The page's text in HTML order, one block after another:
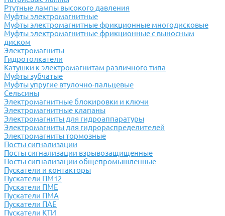
Ртутные лампы высокого давления
Муфты электромагнитные
Муфты электромагнитные фрикционные многодисковые
Муфты электромагнитные фрикционные с выносным
диском
Электромагниты
Гидротолкатели
Катушки к электромагнитам различного типа
Муфты зубчатые
Муфты упругие втулочно-пальцевые
Сельсины
Электромагнитные блокировки и ключи
Электромагнитные клапаны
Электромагниты для гидроаппаратуры
Электромагниты для гидрораспределителей
Электромагниты тормозные
Посты сигнализации
Посты сигнализации взрывозащищенные
Посты сигнализации общепромышленные
Пускатели и контакторы
Пускатели ПМ12
Пускатели ПМЕ
Пускатели ПМА
Пускатели ПАЕ
Пускатели КТИ